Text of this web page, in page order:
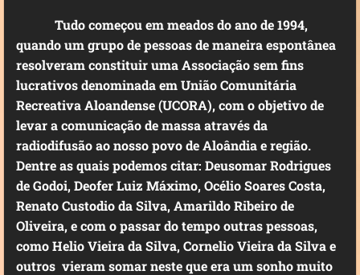
Tudo começou em meados do ano de 1994,
quando um grupo de pessoas de maneira espontânea
resolveram constituir uma Associação sem fins
lucrativos denominada em União Comunitária
Recreativa Aloandense (UCORA), com o objetivo de
levar a comunicação de massa através da
radiodifusão ao nosso povo de Aloândia e região.
Dentre as quais podemos citar: Deusomar Rodrigues
de Godoi, Deofer Luiz Máximo, Océlio Soares Costa,
Renato Custodio da Silva, Amarildo Ribeiro de
Oliveira, e com o passar do tempo outras pessoas,
como Helio Vieira da Silva, Cornelio Vieira da Silva e
outros vieram somar neste que era um sonho muito